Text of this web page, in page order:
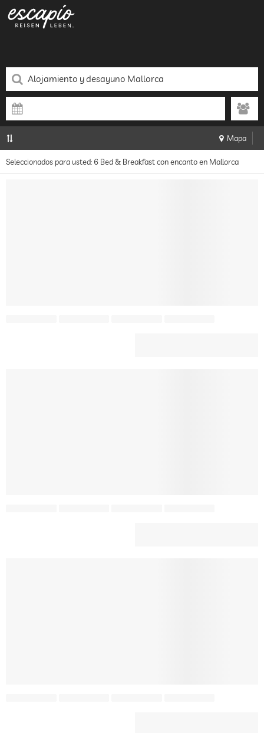
Mapa
Seleccionados para usted: 6 Bed & Breakfast con encanto en Mallorca